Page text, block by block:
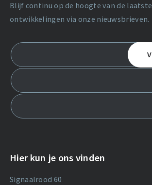
Blijf continu op de hoogte van de laatste
ontwikkelingen via onze nieuwsbrieven.
Hier kun je ons vinden
Signaalrood 60